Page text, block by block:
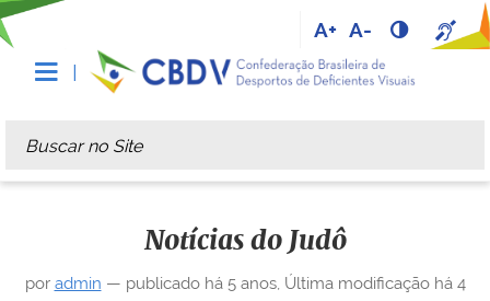
A+ A-
Busca
Busca Avançada…
Notícias do Judô
por admin — publicado há 5 anos, Última modificação há 4